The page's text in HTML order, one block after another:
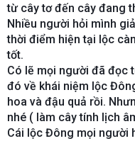
từ cây tơ đến cây đang
Nhiều người hỏi mình
thời điểm hiện tại lộc
tốt.
Có lẽ mọi người đã đọc
đó về khái niệm lộc
hoa và đậu quả rồi.
nhé ( làm cây tính lịch
Cái lộc Đông mọi người